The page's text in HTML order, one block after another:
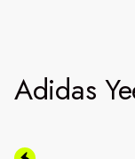
Adidas